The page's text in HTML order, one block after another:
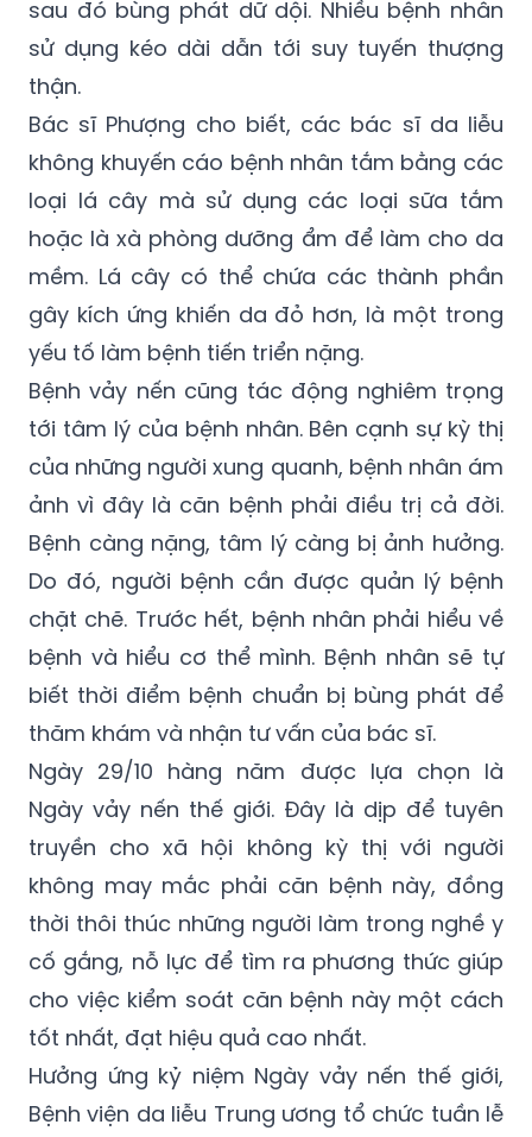
tiêm K-cort. Đặc điểm của loại thuốc này là
bệnh có thể đỡ trong thời gian đầu nhưng
sau đó bùng phát dữ dội. Nhiều bệnh nhân
sử dụng kéo dài dẫn tới suy tuyến thượng
thận.
Bác sĩ Phượng cho biết, các bác sĩ da liễu
không khuyến cáo bệnh nhân tắm bằng các
loại lá cây mà sử dụng các loại sữa tắm
hoặc là xà phòng dưỡng ẩm để làm cho da
mềm. Lá cây có thể chứa các thành phần
gây kích ứng khiến da đỏ hơn, là một trong
yếu tố làm bệnh tiến triển nặng.
Bệnh vảy nến cũng tác động nghiêm trọng
tới tâm lý của bệnh nhân. Bên cạnh sự kỳ thị
của những người xung quanh, bệnh nhân ám
ảnh vì đây là căn bệnh phải điều trị cả đời.
Bệnh càng nặng, tâm lý càng bị ảnh hưởng.
Do đó, người bệnh cần được quản lý bệnh
chặt chẽ. Trước hết, bệnh nhân phải hiểu về
bệnh và hiểu cơ thể mình. Bệnh nhân sẽ tự
biết thời điểm bệnh chuẩn bị bùng phát để
thăm khám và nhận tư vấn của bác sĩ.
Ngày 29/10 hàng năm được lựa chọn là
Ngày vảy nến thế giới. Đây là dịp để tuyên
truyền cho xã hội không kỳ thị với người
không may mắc phải căn bệnh này, đồng
thời thôi thúc những người làm trong nghề y
cố gắng, nỗ lực để tìm ra phương thức giúp
cho việc kiểm soát căn bệnh này một cách
tốt nhất, đạt hiệu quả cao nhất.